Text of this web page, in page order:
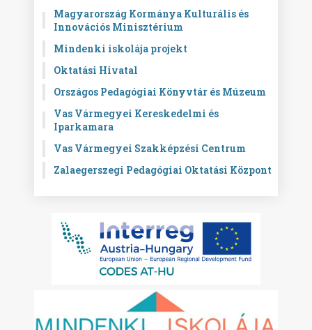
Magyarország Kormánya Kulturális és
Innovációs Minisztérium
Mindenki iskolája projekt
Oktatási Hivatal
Országos Pedagógiai Könyvtár és Múzeum
Vas Vármegyei Kereskedelmi és
Iparkamara
Vas Vármegyei Szakképzési Centrum
Zalaegerszegi Pedagógiai Oktatási Központ